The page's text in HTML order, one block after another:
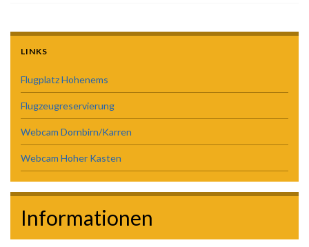
LINKS
Flugplatz Hohenems
Flugzeugreservierung
Webcam Dornbirn/Karren
Webcam Hoher Kasten
Informationen